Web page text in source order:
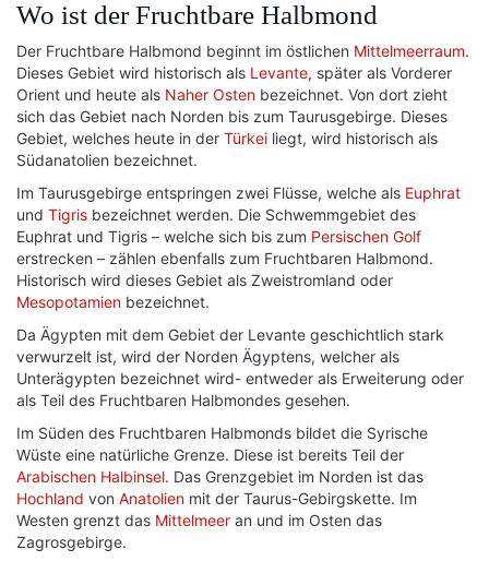
Wo ist der Fruchtbare Halbmond
Der Fruchtbare Halbmond beginnt im östlichen Mittelmeerraum.
Dieses Gebiet wird historisch als Levante, später als Vorderer
Orient und heute als Naher Osten bezeichnet. Von dort zieht
sich das Gebiet nach Norden bis zum Taurusgebirge. Dieses
Gebiet, welches heute in der Türkei liegt, wird historisch als
Südanatolien bezeichnet.
Im Taurusgebirge entspringen zwei Flüsse, welche als Euphrat
und Tigris bezeichnet werden. Die Schwemmgebiet des
Euphrat und Tigris – welche sich bis zum Persischen Golf
erstrecken – zählen ebenfalls zum Fruchtbaren Halbmond.
Historisch wird dieses Gebiet als Zweistromland oder
Mesopotamien bezeichnet.
Da Ägypten mit dem Gebiet der Levante geschichtlich stark
verwurzelt ist, wird der Norden Ägyptens, welcher als
Unterägypten bezeichnet wird- entweder als Erweiterung oder
als Teil des Fruchtbaren Halbmondes gesehen.
Im Süden des Fruchtbaren Halbmonds bildet die Syrische
Wüste eine natürliche Grenze. Diese ist bereits Teil der
Arabischen Halbinsel. Das Grenzgebiet im Norden ist das
Hochland von Anatolien mit der Taurus-Gebirgskette. Im
Westen grenzt das Mittelmeer an und im Osten das
Zagrosgebirge.